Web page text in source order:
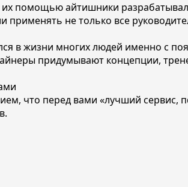
помощью айтишники
применять не только все
в жизни многих людей именно с
придумывают концепции,
что перед вами «лучший